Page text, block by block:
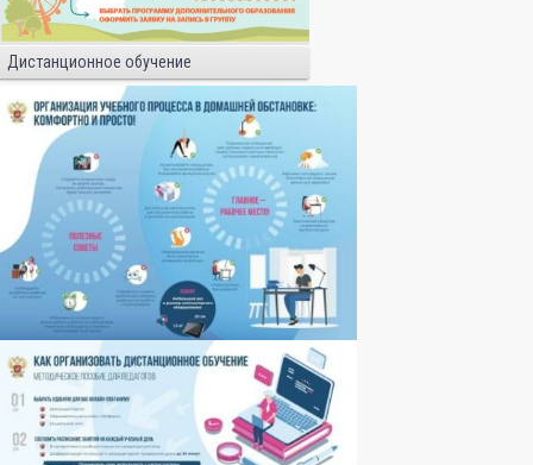
Дистанционное обучение